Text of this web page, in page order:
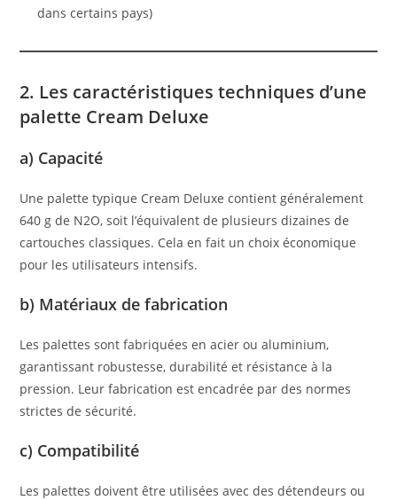
dans certains pays)
2. Les caractéristiques techniques d’une
palette Cream Deluxe
a) Capacité
Une palette typique Cream Deluxe contient généralement
640 g de N2O, soit l’équivalent de plusieurs dizaines de
cartouches classiques. Cela en fait un choix économique
pour les utilisateurs intensifs.
b) Matériaux de fabrication
Les palettes sont fabriquées en acier ou aluminium,
garantissant robustesse, durabilité et résistance à la
pression. Leur fabrication est encadrée par des normes
strictes de sécurité.
c) Compatibilité
Les palettes doivent être utilisées avec des détendeurs ou